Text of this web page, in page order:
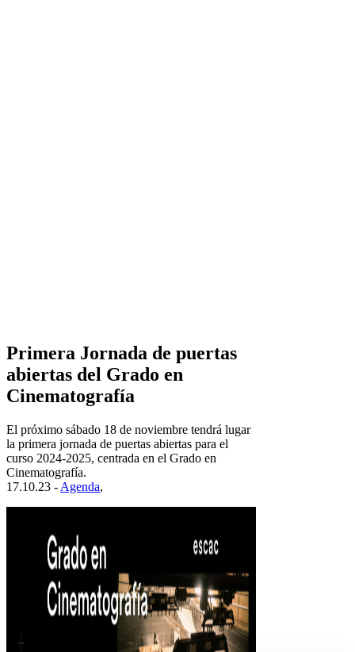
Primera Jornada de puertas
abiertas del Grado en
Cinematografía
El próximo sábado 18 de noviembre tendrá lugar
la primera jornada de puertas abiertas para el
curso 2024-2025, centrada en el Grado en
Cinematografía.
17.10.23 - Agenda,